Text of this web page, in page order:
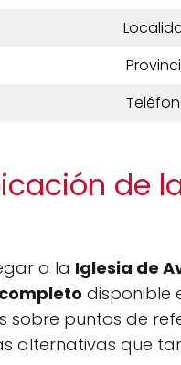
de
a la Iglesia de
disponible
sobre puntos de
alternativas que